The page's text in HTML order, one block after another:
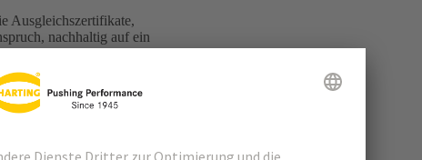
Ausgleichszertifikate,
nachhaltig auf ein